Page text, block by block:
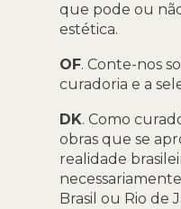
que pode ou
estética.
OF. Conte-nos
curadoria e a
DK. Como
obras que se
realidade
Brasil ou Rio de